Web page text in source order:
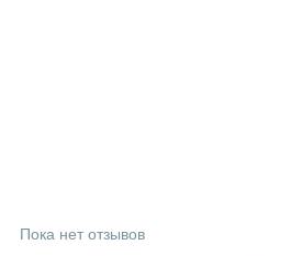
Пока нет отзывов